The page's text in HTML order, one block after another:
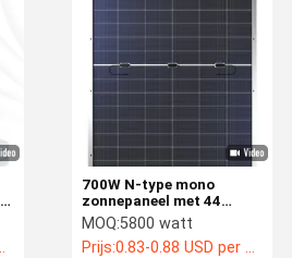
700W N-type mono
zonnepaneel met 44
graden nominale
werktemperatuur
MOQ:5800 watt
Prijs:0.83-0.88 USD per watt